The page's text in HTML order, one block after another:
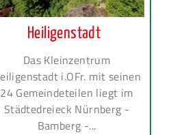
Heiligenstadt
Das Kleinzentrum
i.OFr. mit seinen
24 Gemeindeteilen liegt im
Städtedreieck Nürnberg -
Bamberg -...